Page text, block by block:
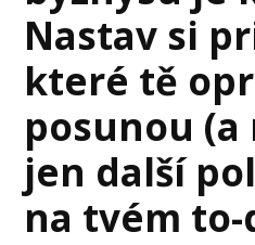
Nastav si
které tě
posunou
jen další
na tvém